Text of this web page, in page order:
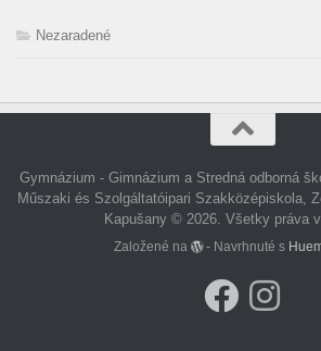
Nezaradené
Gymnázium - Gimnázium a Stredná odborná
Műszaki és Szolgáltatóipari Szakközépiskola,
Kapušany © 2026. Všetky práva
Založené na - Navrhnuté s